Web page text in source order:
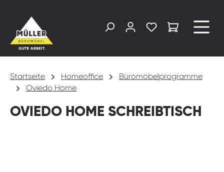
Startseite Homeoffice
Büromöbelprogramme
Oviedo Home
OVIEDO HOME SCHREIBTISCH